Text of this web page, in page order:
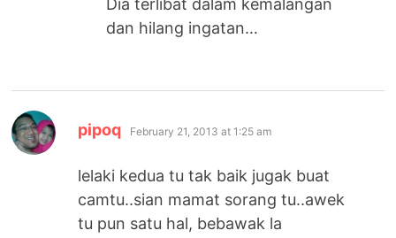
Dia terlibat dalam kemalangan
dan hilang ingatan…
pipoq says:
February 21, 2013 at 1:25 am
lelaki kedua tu tak baik jugak buat
camtu..sian mamat sorang tu..awek
tu pun satu hal, bebawak la